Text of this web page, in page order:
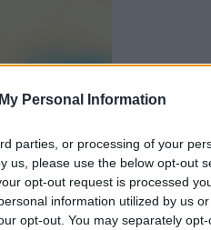
Personal Information
parties, or processing of your
us, please use the below opt-out
opt-out request is processed
information utilized by us
opt-out. You may separately